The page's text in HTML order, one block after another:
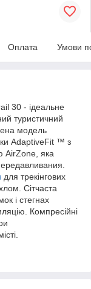
Оплата Умови
30 - ідеальне
туристичний
модель
AdaptiveFit ™ з
AirZone, яка
для трекінгових
Сітчаста
і стегнах
Компресійні